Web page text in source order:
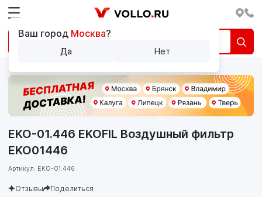
EKO-01.446 EKOFIL Воздушный фильтр
EKO01446
Артикул: EKO-01.446
Отзывы Поделиться
Ваш город Москва?
Да Нет